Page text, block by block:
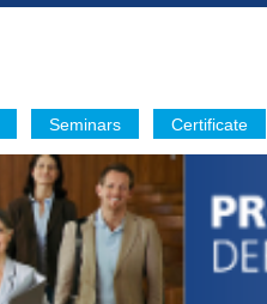
Seminars Certificate